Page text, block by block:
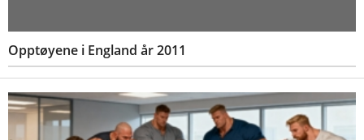
Opptøyene i England år 2011